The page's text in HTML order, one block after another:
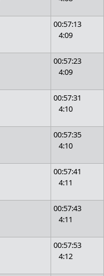
00:57:13
4:09
00:57:23
4:09
00:57:31
4:10
00:57:35
4:10
00:57:41
4:11
00:57:43
4:11
00:57:53
4:12